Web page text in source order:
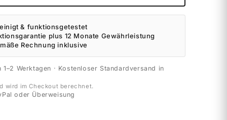
& funktionsgetestet
plus 12 Monate Gewährleistung
Rechnung inklusive
Werktagen · Kostenloser Standardversand in
wird im Checkout berechnet.
oder Überweisung